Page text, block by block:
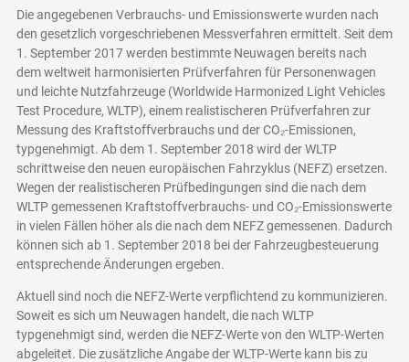
Die angegebenen Verbrauchs- und Emissionswerte wurden nach
den gesetzlich vorgeschriebenen Messverfahren ermittelt. Seit dem
1. September 2017 werden bestimmte Neuwagen bereits nach
dem weltweit harmonisierten Prüfverfahren für Personenwagen
und leichte Nutzfahrzeuge (Worldwide Harmonized Light Vehicles
Test Procedure, WLTP), einem realistischeren Prüfverfahren zur
Messung des Kraftstoffverbrauchs und der CO₂-Emissionen,
typgenehmigt. Ab dem 1. September 2018 wird der WLTP
schrittweise den neuen europäischen Fahrzyklus (NEFZ) ersetzen.
Wegen der realistischeren Prüfbedingungen sind die nach dem
WLTP gemessenen Kraftstoffverbrauchs- und CO₂-Emissionswerte
in vielen Fällen höher als die nach dem NEFZ gemessenen. Dadurch
können sich ab 1. September 2018 bei der Fahrzeugbesteuerung
entsprechende Änderungen ergeben.
Aktuell sind noch die NEFZ-Werte verpflichtend zu kommunizieren.
Soweit es sich um Neuwagen handelt, die nach WLTP
typgenehmigt sind, werden die NEFZ-Werte von den WLTP-Werten
abgeleitet. Die zusätzliche Angabe der WLTP-Werte kann bis zu